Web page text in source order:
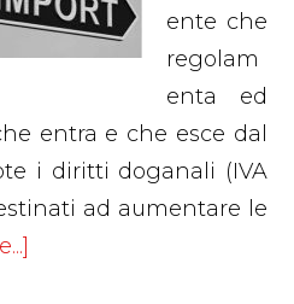
ente che
regolam
enta ed
entra e che esce dal
i diritti doganali (IVA
ad aumentare le